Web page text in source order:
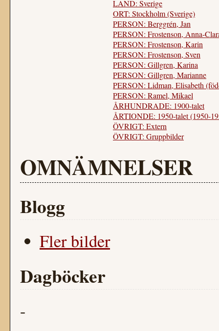
LAND: Sverige
ORT: Stockholm (Sverige)
PERSON: Berggrén, Jan
PERSON: Frostenson, Anna-
PERSON: Frostenson, Karin
PERSON: Frostenson, Sven
PERSON: Gillgren, Karina
PERSON: Gillgren, Marianne
PERSON: Lidman, Elisabeth
PERSON: Ramel, Mikael
ÅRHUNDRADE: 1900-talet
ÅRTIONDE: 1950-talet (1950-
ÖVRIGT: Extern
ÖVRIGT: Gruppbilder
OMNÄMNELSER
Blogg
Fler bilder
Dagböcker
-